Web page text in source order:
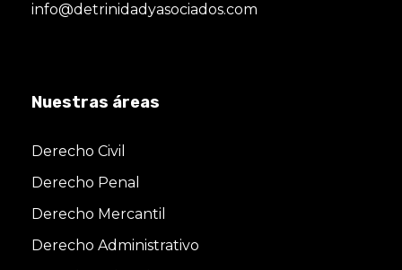
info@detrinidadyasociados.com
Nuestras áreas
Derecho Civil
Derecho Penal
Derecho Mercantil
Derecho Administrativo